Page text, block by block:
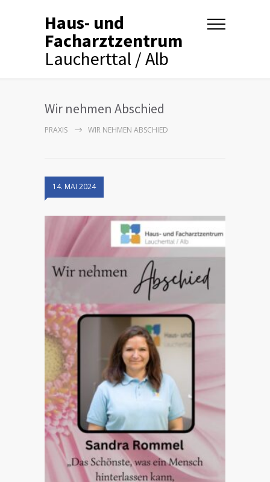
Haus- und
Facharztzentrum
Laucherttal / Alb
Wir nehmen Abschied
PRAXIS WIR NEHMEN ABSCHIED
14. MAI 2024